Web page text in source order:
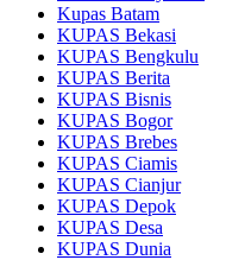
Kupas Batam
KUPAS Bekasi
KUPAS Bengkulu
KUPAS Berita
KUPAS Bisnis
KUPAS Bogor
KUPAS Brebes
KUPAS Ciamis
KUPAS Cianjur
KUPAS Depok
KUPAS Desa
KUPAS Dunia